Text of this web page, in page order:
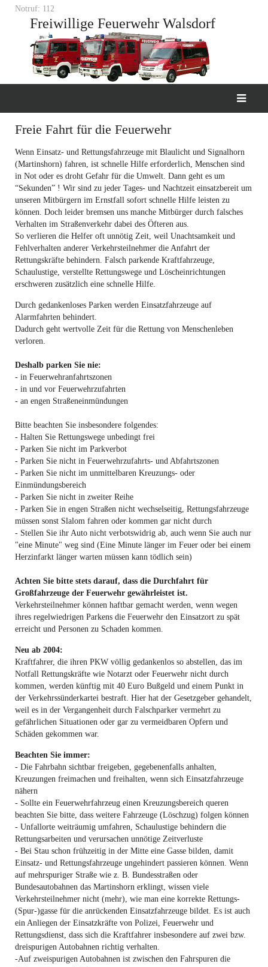
Notruf: 112
Freiwillige Feuerwehr Walsdorf
Freie Fahrt für die Feuerwehr
Wenn Einsatz- und Rettungsfahrzeuge mit Blaulicht und Signalhorn
(Martinshorn) fahren, ist schnelle Hilfe erforderlich, Menschen sind
in Not oder es droht Gefahr für die Umwelt. Dann geht es um
“Sekunden” ! Wir sind zu jeder Tages- und Nachtzeit einsatzbereit um
unseren Mitbürgern im Ernstfall sofort schnelle Hilfe leisten zu
können. Doch leider bremsen uns manche Mitbürger durch falsches
Verhalten im Straßenverkehr dabei des Öfteren aus.
So verlieren die Helfer oft unnötig Zeit, weil Unachtsamkeit und
Fehlverhalten anderer Verkehrsteilnehmer die Anfahrt der
Rettungskräfte behindern. Falsch parkende Kraftfahrzeuge,
Schaulustige, verstellte Rettungswege und Löscheinrichtungen
erschweren zusätzlich eine schnelle Hilfe.
Durch gedankenloses Parken werden Einsatzfahrzeuge auf
Alarmfahrten behindert.
Dadurch geht wertvolle Zeit für die Rettung von Menschenleben
verloren.
Deshalb parken Sie nie:
- in Feuerwehranfahrtszonen
- in und vor Feuerwehrzufahrten
- an engen Straßeneinmündungen
Bitte beachten Sie insbesondere folgendes:
- Halten Sie Rettungswege unbedingt frei
- Parken Sie nicht im Parkverbot
- Parken Sie nicht in Feuerwehrzufahrts- und Abfahrtszonen
- Parken Sie nicht im unmittelbaren Kreuzungs- oder
Einmündungsbereich
- Parken Sie nicht in zweiter Reihe
- Parken Sie in engen Straßen nicht wechselseitig, Rettungsfahrzeuge
müssen sonst Slalom fahren oder kommen gar nicht durch
- Stellen Sie ihr Auto nicht verbotswidrig ab, auch wenn Sie auch nur
"eine Minute" weg sind (Eine Minute länger im Feuer oder bei einem
Herzinfarkt länger warten müssen kann tödlich sein)
Achten Sie bitte stets darauf, dass die Durchfahrt für
Großfahrzeuge der Feuerwehr gewährleistet ist.
Verkehrsteilnehmer können haftbar gemacht werden, wenn wegen
ihres regelwiedrigen Parkens die Feuerwehr den Einsatzort zu spät
erreicht und Personen zu Schaden kommen.
Neu ab 2004:
Kraftfahrer, die ihren PKW völlig gedankenlos so abstellen, das im
Notfall Rettungskräfte wie Notarzt oder Feuerwehr nicht durch
kommen, werden künftig mit 40 Euro Bußgeld und einem Punkt in
der Verkehrssünderkartei bestraft. Hier hat der Gesetzgeber gehandelt,
weil es in der Vergangenheit durch Falschparker vermehrt zu
gefährlichen Situationen oder gar zu vermeidbaren Opfern und
Schäden gekommen war.
Beachten Sie immer:
- Die Fahrbahn sichtbar freigeben, gegebenenfalls anhalten,
Kreuzungen freimachen und freihalten, wenn sich Einsatzfahrzeuge
nähern
- Sollte ein Feuerwehrfahrzeug einen Kreuzungsbereich queren
beachten Sie bitte, dass weitere Fahrzeuge (Löschzug) folgen können
- Unfallorte weiträumig umfahren, Schaulustige behindern die
Rettungsarbeiten und verursachen unnötige Zeitverluste
- Bei Stau schon frühzeitig in der Mitte eine Gasse bilden, damit
Einsatz- und Rettungsfahrzeuge ungehindert passieren können. Wenn
auf mehrspuriger Straße wie z. B. Bundesstraßen oder
Bundesautobahnen das Martinshorn erklingt, wissen viele
Verkehrsteilnehmer nicht (mehr), wie man eine korrekte Rettungs-
(Spur-)gasse für die anrückenden Einsatzfahrzeuge bildet. Es ist auch
ein Anliegen der Einsatzkräfte von Polizei, Feuerwehr und
Rettungsdienst, dass sich die Kraftfahrer insbesondere auf zwei bzw.
dreispurigen Autobahnen richtig verhalten.
-Auf zweispurigen Autobahnen ist zwischen den Fahrspuren die